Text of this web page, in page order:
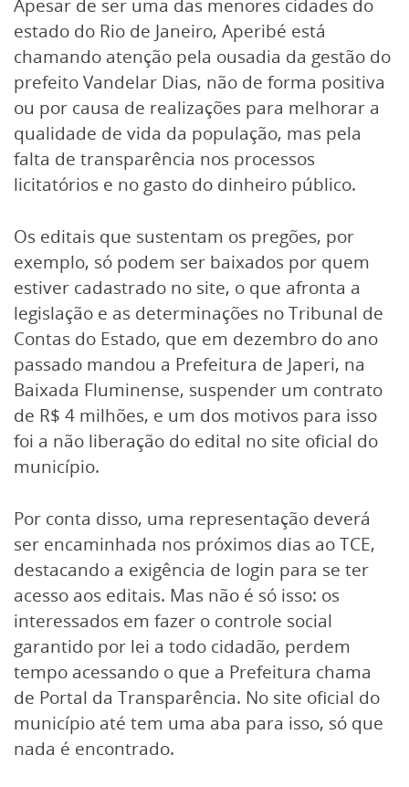
Apesar de ser uma das menores cidades do
estado do Rio de Janeiro, Aperibé está
chamando atenção pela ousadia da gestão do
prefeito Vandelar Dias, não de forma positiva
ou por causa de realizações para melhorar a
qualidade de vida da população, mas pela
falta de transparência nos processos
licitatórios e no gasto do dinheiro público.
Os editais que sustentam os pregões, por
exemplo, só podem ser baixados por quem
estiver cadastrado no site, o que afronta a
legislação e as determinações no Tribunal de
Contas do Estado, que em dezembro do ano
passado mandou a Prefeitura de Japeri, na
Baixada Fluminense, suspender um contrato
de R$ 4 milhões, e um dos motivos para isso
foi a não liberação do edital no site oficial do
município.
Por conta disso, uma representação deverá
ser encaminhada nos próximos dias ao TCE,
destacando a exigência de login para se ter
acesso aos editais. Mas não é só isso: os
interessados em fazer o controle social
garantido por lei a todo cidadão, perdem
tempo acessando o que a Prefeitura chama
de Portal da Transparência. No site oficial do
município até tem uma aba para isso, só que
nada é encontrado.